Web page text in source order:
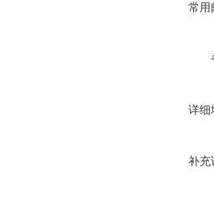
常用
详细
补充